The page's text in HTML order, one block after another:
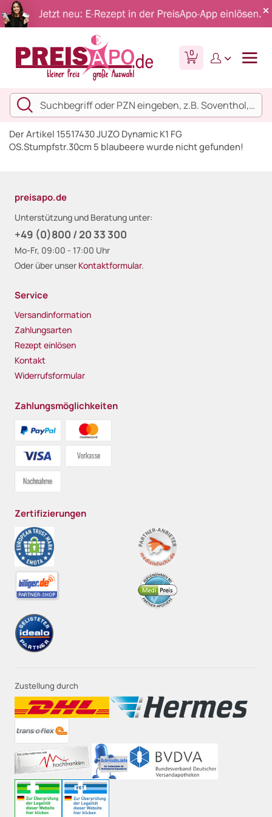
0
Der Artikel 15517430 JUZO Dynamic K1 FG
OS.Stumpfstr.30cm 5 blaubeere wurde nicht gefunden!
preisapo.de
Unterstützung und Beratung unter:
+49 (0)800 / 20 33 300
Mo-Fr, 09:00 - 17:00 Uhr
Oder über unser Kontaktformular.
Service
Versandinformation
Zahlungsarten
Rezept einlösen
Kontakt
Widerrufsformular
Zahlungsmöglichkeiten
Zertifizierungen
Zustellung durch